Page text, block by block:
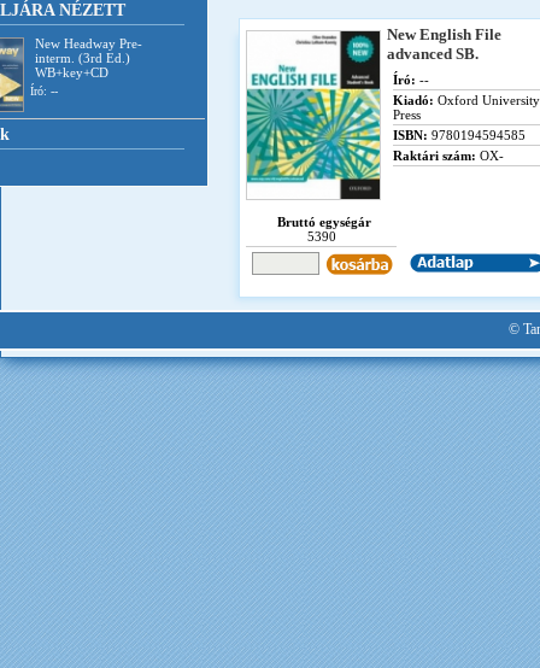
NÉZETT
New Headway Pre-
interm. (3rd Ed.)
WB+key+CD
Író: --
New English File
advanced SB.
Író: --
Kiadó: Oxford University
Press
ISBN: 9780194594585
Raktári szám: OX-
Bruttó egységár
5390
©